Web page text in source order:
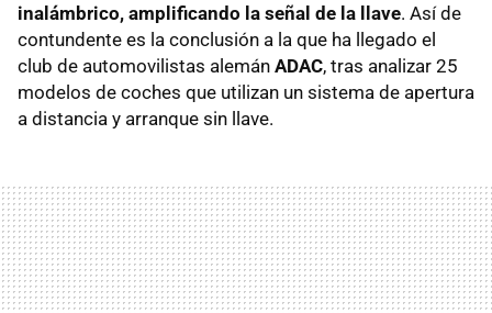
inalámbrico, amplificando la señal de la llave. Así de
contundente es la conclusión a la que ha llegado el
club de automovilistas alemán ADAC, tras analizar 25
modelos de coches que utilizan un sistema de apertura
a distancia y arranque sin llave.